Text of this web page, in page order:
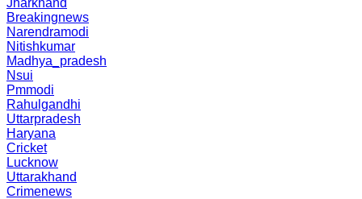
Jharkhand
Breakingnews
Narendramodi
Nitishkumar
Madhya_pradesh
Nsui
Pmmodi
Rahulgandhi
Uttarpradesh
Haryana
Cricket
Lucknow
Uttarakhand
Crimenews